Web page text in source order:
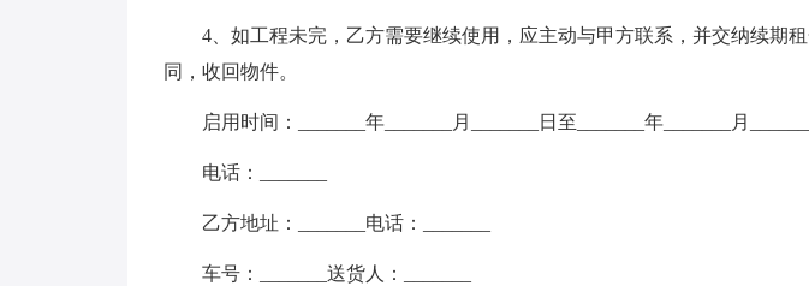
4、如工程未完，乙方需要继续使用，应主动与甲方联系，并交纳续期
同，收回物件。
启用时间：_______年_______月_______日至_______年_______月
电话：_______
乙方地址：_______电话：_______
车号：_______送货人：_______